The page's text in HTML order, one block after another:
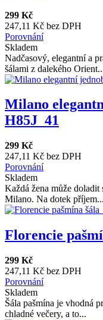
299 Kč
247,11 Kč bez DPH
Porovnání
Skladem
Nadčasový, elegantní a
šálami z dalekého
Milano
H85J_41
299 Kč
247,11 Kč bez DPH
Porovnání
Skladem
Každá žena může
Milano. Na dotek příjem...
Florencie
299 Kč
247,11 Kč bez DPH
Porovnání
Skladem
Šála pašmína je vhodná
chladné večery, a to...